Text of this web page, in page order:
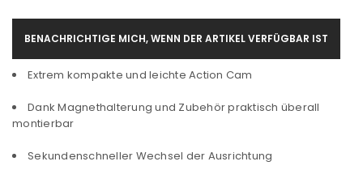
BENACHRICHTIGE MICH, WENN DER ARTIKEL VERFÜGBAR IST
Extrem kompakte und leichte Action Cam
Dank Magnethalterung und Zubehör praktisch überall
montierbar
Sekundenschneller Wechsel der Ausrichtung